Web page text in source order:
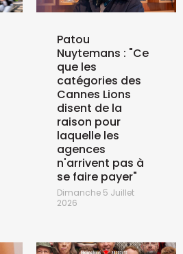
Patou
Nuytemans : "Ce
que les
catégories des
Cannes Lions
disent de la
raison pour
laquelle les
agences
n'arrivent pas à
se faire payer"
Dimanche 5 Juillet
2026